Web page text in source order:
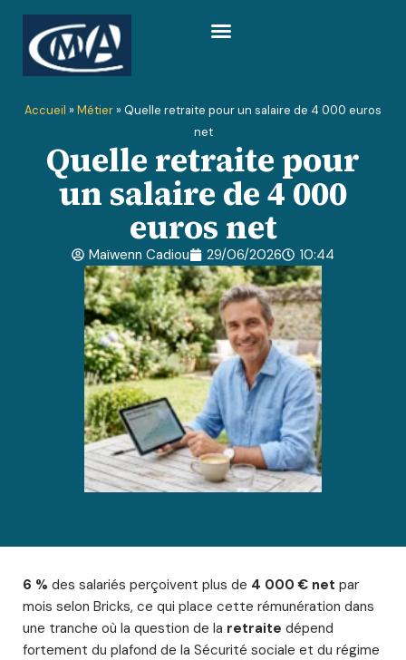
Accueil » Métier» Quelle retraite pour un salaire de 4 000 euros
net
Quelle retraite pour
un salaire de 4 000
euros net
Maïwenn Cadiou 29/06/2026 10:44
6 % des salariés perçoivent plus de 4 000 € net par
mois selon Bricks, ce qui place cette rémunération dans
une tranche où la question de la retraite dépend
fortement du plafond de la Sécurité sociale et du régime